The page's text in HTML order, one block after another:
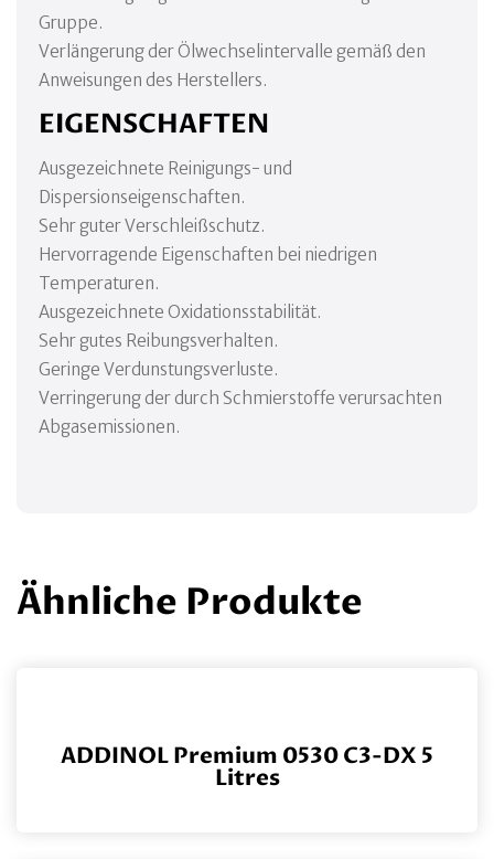
Gruppe.
Verlängerung der Ölwechselintervalle gemäß den
Anweisungen des Herstellers.
EIGENSCHAFTEN
Ausgezeichnete Reinigungs- und
Dispersionseigenschaften.
Sehr guter Verschleißschutz.
Hervorragende Eigenschaften bei niedrigen
Temperaturen.
Ausgezeichnete Oxidationsstabilität.
Sehr gutes Reibungsverhalten.
Geringe Verdunstungsverluste.
Verringerung der durch Schmierstoffe verursachten
Abgasemissionen.
Ähnliche Produkte
ADDINOL Premium 0530 C3-DX 5
Litres